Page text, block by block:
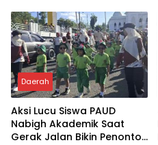
Daerah
Aksi Lucu Siswa PAUD
Nabigh Akademik Saat
Gerak Jalan Bikin Penonton